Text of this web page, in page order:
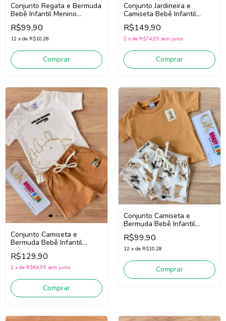
Conjunto Regata e Bermuda
Bebê Infantil Menino
Divertto 16391
(Verde/Bege)
R$99,90
12 x de R$10,28
Comprar
Conjunto Jardineira e
Camiseta Bebê Infantil
Menino Divertto 16381
(Azul/Off White)
R$149,90
2 x de R$74,95 sem juros
Comprar
Conjunto Camiseta e
Bermuda Bebê Infantil
Menino Divertto 16398 (Off
White/Bege Escuro)
R$129,90
2 x de R$64,95 sem juros
Comprar
Conjunto Camiseta e
Bermuda Bebê Infantil
Menino Divertto 16402
(Marrom/Off White)
R$99,90
12 x de R$10,28
Comprar